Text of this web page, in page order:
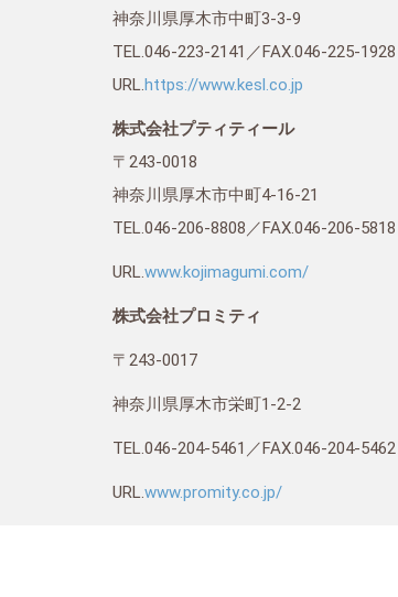
神奈川県厚木市中町3-3-9
TEL.046-223-2141／FAX.046-225-1928
URL.https://www.kesl.co.jp
株式会社プティティール
〒243-0018
神奈川県厚木市中町4-16-21
TEL.046-206-8808／FAX.046-206-5818
URL.www.kojimagumi.com/
株式会社プロミティ
〒243-0017
神奈川県厚木市栄町1-2-2
TEL.046-204-5461／FAX.046-204-5462
URL.www.promity.co.jp/